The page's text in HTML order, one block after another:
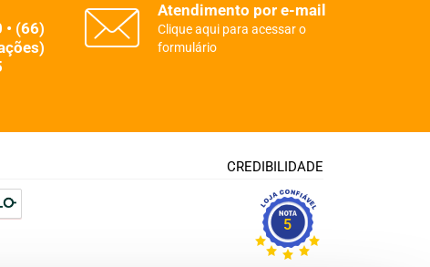
(66)
Atendimento por e-mail
Clique aqui para acessar o
formulário
CREDIBILIDADE
5